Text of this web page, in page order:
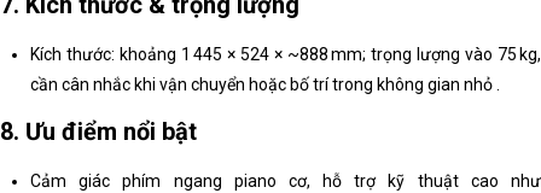
Kích thước: khoảng 1 445 × 524 × ~888 mm; trọng lượng vào 75 kg,
cần cân nhắc khi vận chuyển hoặc bố trí trong không gian nhỏ .
8. Ưu điểm nổi bật
Cảm giác phím ngang piano cơ, hỗ trợ kỹ thuật cao như